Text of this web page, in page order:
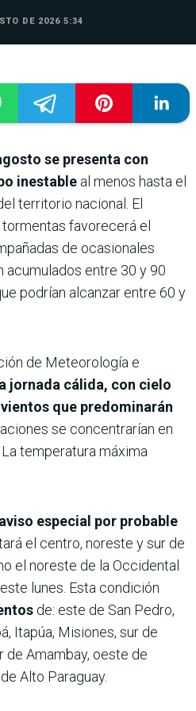
DE 2026 5:34
se presenta con
inestable al menos hasta el
territorio nacional. El
favorecerá el
de ocasionales
entre 30 y 90
podrían alcanzar entre 60 y
de Meteorología e
jornada cálida, con cielo
que predominarán
se concentrarían en
temperatura máxima
aviso especial por probable
el centro, noreste y sur de
el noreste de la Occidental
lunes. Esta condición
de: este de San Pedro,
Itapúa, Misiones, sur de
de Amambay, oeste de
Alto Paraguay.